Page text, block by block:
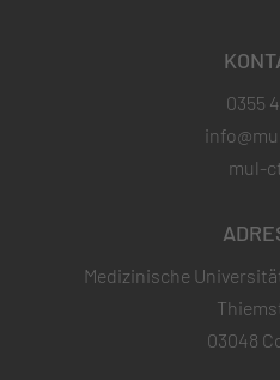
0355
mul-
Medizinische
03048